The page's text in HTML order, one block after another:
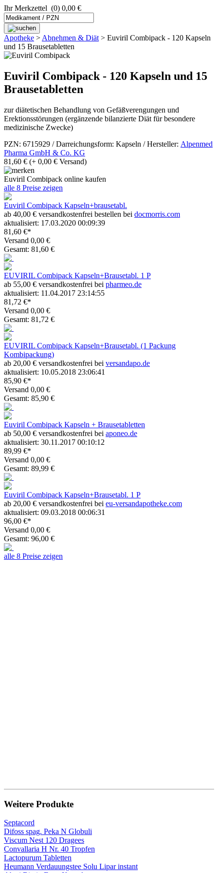
Ihr Merkzettel (0) 0,00 €
Apotheke > Abnehmen & Diät > Euviril Combipack - 120 Kapseln
und 15 Brausetabletten
Euviril Combipack - 120 Kapseln und 15
Brausetabletten
zur diätetischen Behandlung von Gefäßverengungen und
Erektionsstörungen (ergänzende bilanzierte Diät für besondere
medizinische Zwecke)
PZN: 6715929 / Darreichungsform: Kapseln / Hersteller: Alpenmed
Pharma GmbH & Co. KG
81,60 € (+ 0,00 € Versand)
Euviril Combipack online kaufen
alle 8 Preise zeigen
Euviril Combipack Kapseln+brausetabl.
ab 40,00 € versandkostenfrei bestellen bei docmorris.com
aktualisiert: 17.03.2020 00:09:39
81,60 €*
Versand 0,00 €
Gesamt: 81,60 €
EUVIRIL Combipack Kapseln+Brausetabl. 1 P
ab 55,00 € versandkostenfrei bei pharmeo.de
aktualisiert: 11.04.2017 23:14:55
81,72 €*
Versand 0,00 €
Gesamt: 81,72 €
EUVIRIL Combipack Kapseln+Brausetabl. (1 Packung
Kombipackung)
ab 20,00 € versandkostenfrei bei versandapo.de
aktualisiert: 10.05.2018 23:06:41
85,90 €*
Versand 0,00 €
Gesamt: 85,90 €
Euviril Combipack Kapseln + Brausetabletten
ab 50,00 € versandkostenfrei bei aponeo.de
aktualisiert: 30.11.2017 00:10:12
89,99 €*
Versand 0,00 €
Gesamt: 89,99 €
Euviril Combipack Kapseln+Brausetabl. 1 P
ab 20,00 € versandkostenfrei bei eu-versandapotheke.com
aktualisiert: 09.03.2018 00:06:31
96,00 €*
Versand 0,00 €
Gesamt: 96,00 €
alle 8 Preise zeigen
Weitere Produkte
Septacord
Difoss spag. Peka N Globuli
Viscum Nest 120 Dragees
Convallaria H Nr. 40 Tropfen
Lactopurum Tabletten
Heumann Verdauungstee Solu Lipar instant